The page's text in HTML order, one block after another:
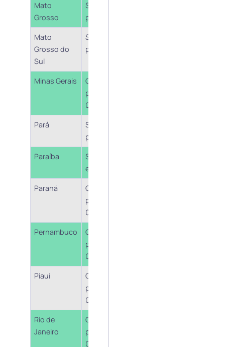
Mato
Grosso
Sem
posicionamento
Mato
Grosso do
Sul
Sem
posicionamento
Minas Gerais
Cobrança a
partir de
05/04/2022
Pará
Sem
posicionamento
Paraíba
Sem previsão
específica
Paraná
Cobrança a
partir de
01/04/2022
Pernambuco
Cobrança a
partir de
05/04/2022
Piauí
Cobrança a
partir de
01/01/2022
Rio de
Janeiro
Cobrança a
partir de
01/03/2022